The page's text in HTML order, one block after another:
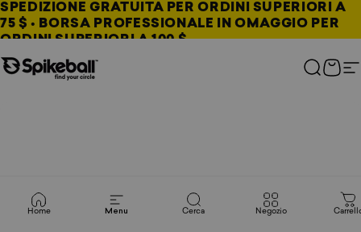
Vai al contenuto
SPEDIZIONE GRATUITA PER ORDINI SUPERIORI A
75 $ • BORSA PROFESSIONALE IN OMAGGIO PER
ORDINI SUPERIORI A 100 $
Negozio Spikeball Cerca
Home Menu Cerca Negozio